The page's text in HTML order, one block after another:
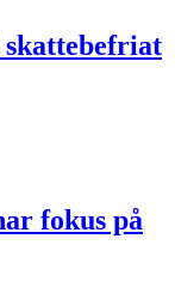
skattebefriat
fokus på